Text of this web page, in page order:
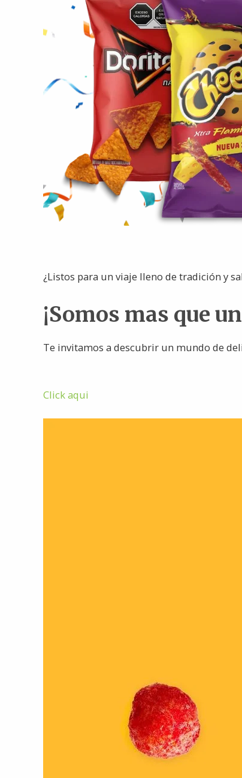
¿Listos para un viaje lleno de tradición y
¡Somos mas que
Te invitamos a descubrir un mundo de
Click aqui